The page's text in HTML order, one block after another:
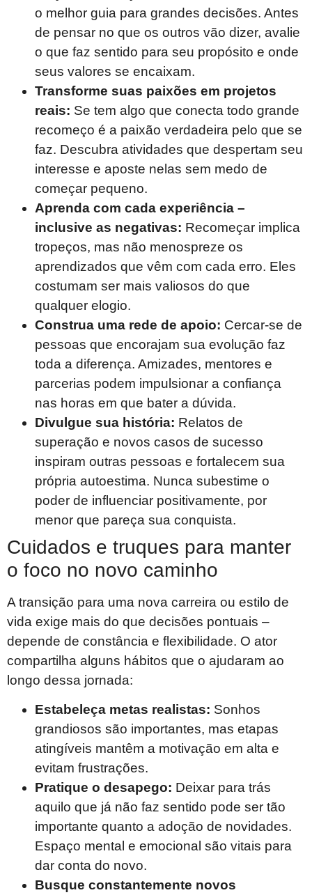
o melhor guia para grandes decisões. Antes
de pensar no que os outros vão dizer, avalie
o que faz sentido para seu propósito e onde
seus valores se encaixam.
Transforme suas paixões em projetos
reais: Se tem algo que conecta todo grande
recomeço é a paixão verdadeira pelo que se
faz. Descubra atividades que despertam seu
interesse e aposte nelas sem medo de
começar pequeno.
Aprenda com cada experiência –
inclusive as negativas: Recomeçar implica
tropeços, mas não menospreze os
aprendizados que vêm com cada erro. Eles
costumam ser mais valiosos do que
qualquer elogio.
Construa uma rede de apoio: Cercar-se de
pessoas que encorajam sua evolução faz
toda a diferença. Amizades, mentores e
parcerias podem impulsionar a confiança
nas horas em que bater a dúvida.
Divulgue sua história: Relatos de
superação e novos casos de sucesso
inspiram outras pessoas e fortalecem sua
própria autoestima. Nunca subestime o
poder de influenciar positivamente, por
menor que pareça sua conquista.
Cuidados e truques para manter
o foco no novo caminho
A transição para uma nova carreira ou estilo de
vida exige mais do que decisões pontuais –
depende de constância e flexibilidade. O ator
compartilha alguns hábitos que o ajudaram ao
longo dessa jornada:
Estabeleça metas realistas: Sonhos
grandiosos são importantes, mas etapas
atingíveis mantêm a motivação em alta e
evitam frustrações.
Pratique o desapego: Deixar para trás
aquilo que já não faz sentido pode ser tão
importante quanto a adoção de novidades.
Espaço mental e emocional são vitais para
dar conta do novo.
Busque constantemente novos